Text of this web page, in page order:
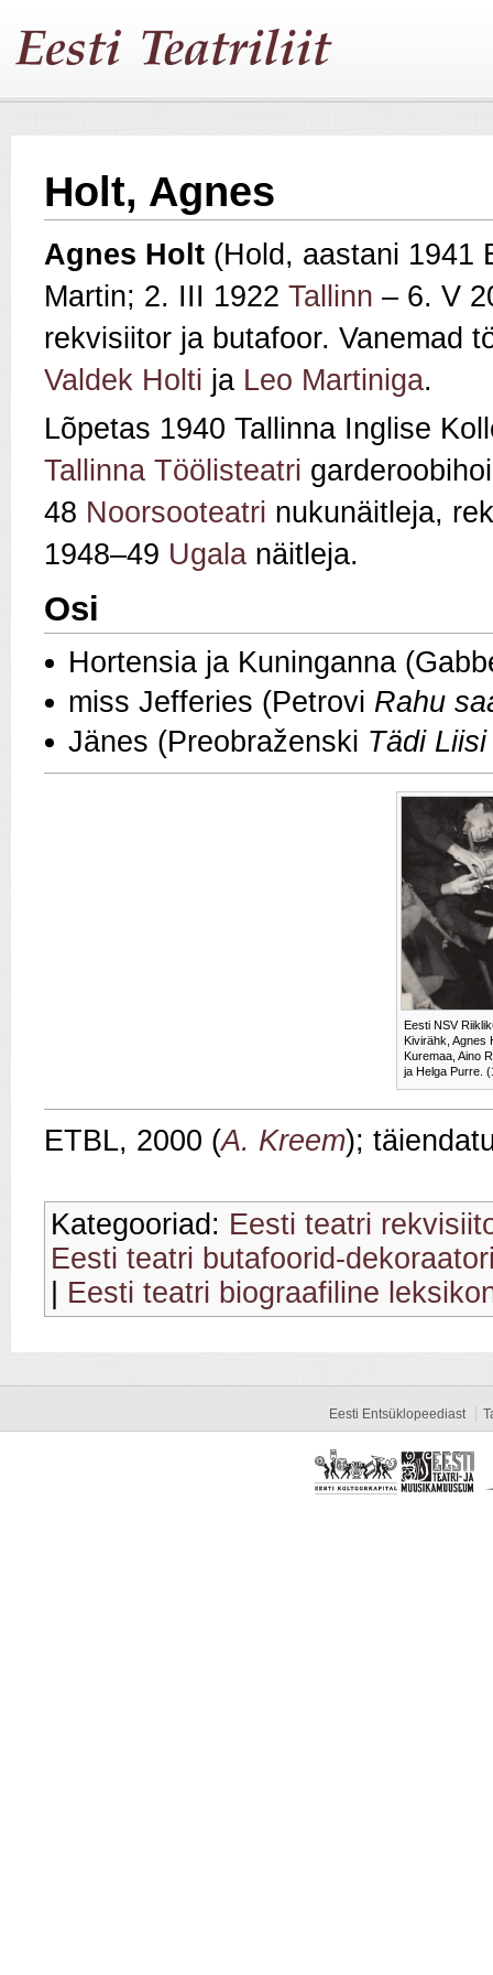
Holt, Agnes
Agnes Holt (Hold, aastani 1941
Martin; 2. III 1922 Tallinn – 6. V
rekvisiitor ja butafoor. Vanemad
Valdek Holti ja Leo Martiniga.
Lõpetas 1940 Tallinna Inglise
Tallinna Töölisteatri
48 Noorsooteatri nukunäitleja,
1948–49 Ugala näitleja.
Osi
Hortensia ja Kuninganna
miss Jefferies (Petrovi Rahu
Jänes (Preobraženski Tädi
Eesti NSV
Kivirähk, Agnes
Kuremaa, Aino
ja Helga Purre.
ETBL, 2000 (A. Kreem);
Kategooriad: Eesti teatri
Eesti teatri butafoorid-
Eesti teatri biograafiline
Eesti Entsüklopeediast